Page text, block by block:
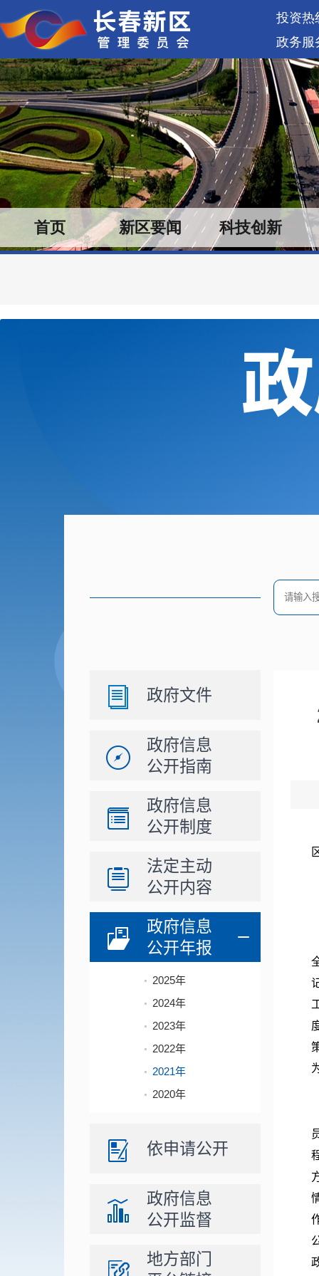
政府文件
政府信息
公开指南
政府信息
公开制度
法定主动
公开内容
政府信息
公开年报
2025年
2024年
2023年
2022年
2021年
2020年
依申请公开
政府信息
公开监督
地方部门